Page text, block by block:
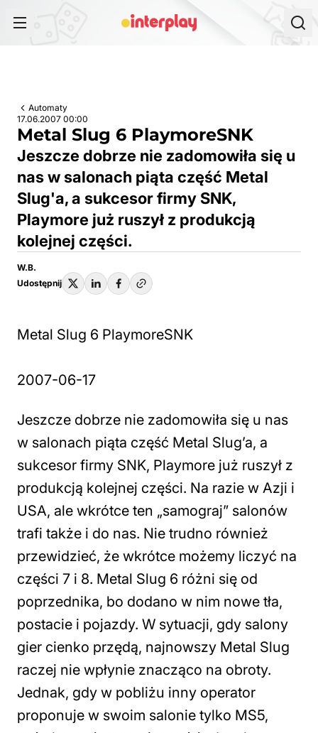
Automaty
17.06.2007 00:00
Metal Slug 6 PlaymoreSNK
Jeszcze dobrze nie zadomowiła się u
nas w salonach piąta część Metal
Slug'a, a sukcesor firmy SNK,
Playmore już ruszył z produkcją
kolejnej części.
W.B.
Udostępnij
Metal Slug 6 PlaymoreSNK
2007-06-17
Jeszcze dobrze nie zadomowiła się u nas
w salonach piąta część Metal Slug’a, a
sukcesor firmy SNK, Playmore już ruszył z
produkcją kolejnej części. Na razie w Azji i
USA, ale wkrótce ten „samograj” salonów
trafi także i do nas. Nie trudno również
przewidzieć, że wkrótce możemy liczyć na
części 7 i 8. Metal Slug 6 różni się od
poprzednika, bo dodano w nim nowe tła,
postacie i pojazdy. W sytuacji, gdy salony
gier cienko przędą, najnowszy Metal Slug
raczej nie wpłynie znacząco na obroty.
Jednak, gdy w pobliżu inny operator
proponuje w swoim salonie tylko MS5,